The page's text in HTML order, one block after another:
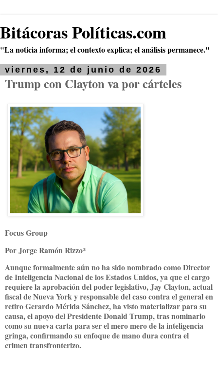
Bitácoras Políticas.com
"La noticia informa; el contexto explica; el análisis permanece."
viernes, 12 de junio de 2026
Trump con Clayton va por cárteles
Focus Group
Por Jorge Ramón Rizzo*
Aunque formalmente aún no ha sido nombrado como Director
de Inteligencia Nacional de los Estados Unidos, ya que el cargo
requiere la aprobación del poder legislativo, Jay Clayton, actual
fiscal de Nueva York y responsable del caso contra el general en
retiro Gerardo Mérida Sánchez, ha visto materializar para su
causa, el apoyo del Presidente Donald Trump, tras nominarlo
como su nueva carta para ser el mero mero de la inteligencia
gringa, confirmando su enfoque de mano dura contra el
crimen transfronterizo.